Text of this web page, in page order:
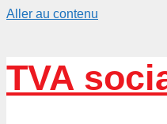
Aller au contenu
TVA